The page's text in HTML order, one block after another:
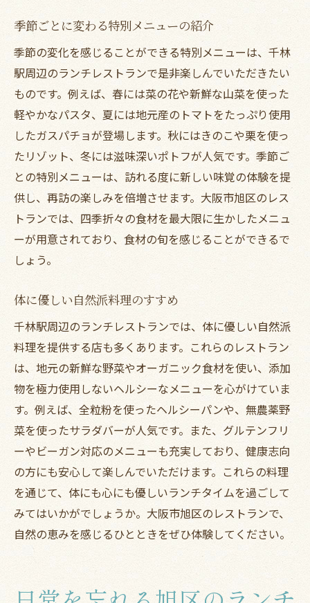
季節ごとに変わる特別メニューの紹介
季節の変化を感じることができる特別メニューは、千林
駅周辺のランチレストランで是非楽しんでいただきたい
ものです。例えば、春には菜の花や新鮮な山菜を使った
軽やかなパスタ、夏には地元産のトマトをたっぷり使用
したガスパチョが登場します。秋にはきのこや栗を使っ
たリゾット、冬には滋味深いポトフが人気です。季節ご
との特別メニューは、訪れる度に新しい味覚の体験を提
供し、再訪の楽しみを倍増させます。大阪市旭区のレス
トランでは、四季折々の食材を最大限に生かしたメニュ
ーが用意されており、食材の旬を感じることができるで
しょう。
体に優しい自然派料理のすすめ
千林駅周辺のランチレストランでは、体に優しい自然派
料理を提供する店も多くあります。これらのレストラン
は、地元の新鮮な野菜やオーガニック食材を使い、添加
物を極力使用しないヘルシーなメニューを心がけていま
す。例えば、全粒粉を使ったヘルシーパンや、無農薬野
菜を使ったサラダバーが人気です。また、グルテンフリ
ーやビーガン対応のメニューも充実しており、健康志向
の方にも安心して楽しんでいただけます。これらの料理
を通じて、体にも心にも優しいランチタイムを過ごして
みてはいかがでしょうか。大阪市旭区のレストランで、
自然の恵みを感じるひとときをぜひ体験してください。